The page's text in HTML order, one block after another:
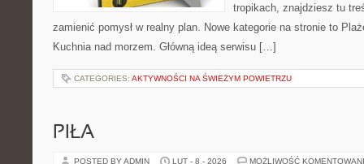
tropikach, znajdziesz tu
zamienić pomysł w realny plan. Nowe kategorie na stronie to
Kuchnia nad morzem. Główną ideą serwisu […]
CATEGORIES: AKTYWNOŚCI NA ŚWIEŻYM POWIETRZU
PIŁA
POSTED BY ADMIN LUT - 8 - 2026 MOŻLIWOŚĆ